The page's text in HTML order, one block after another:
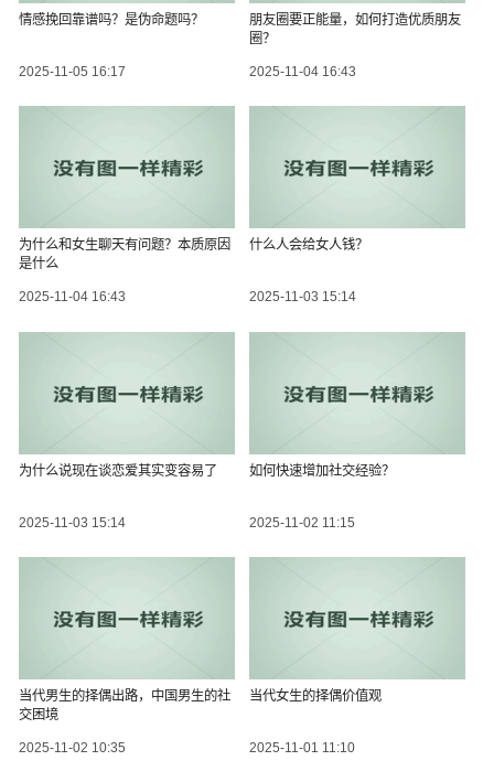
情感挽回靠谱吗？是伪命题吗？
2025-11-05 16:17
朋友圈要正能量，如何打造优质朋友
圈？
2025-11-04 16:43
为什么和女生聊天有问题？本质原因
是什么
2025-11-04 16:43
什么人会给女人钱？
2025-11-03 15:14
为什么说现在谈恋爱其实变容易了
2025-11-03 15:14
如何快速增加社交经验？
2025-11-02 11:15
当代男生的择偶出路，中国男生的社
交困境
2025-11-02 10:35
当代女生的择偶价值观
2025-11-01 11:10